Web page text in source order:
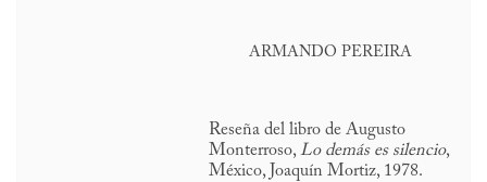
ARMANDO PEREIRA
Reseña del libro de Augusto
Monterroso, Lo demás es silencio,
México, Joaquín Mortiz, 1978.